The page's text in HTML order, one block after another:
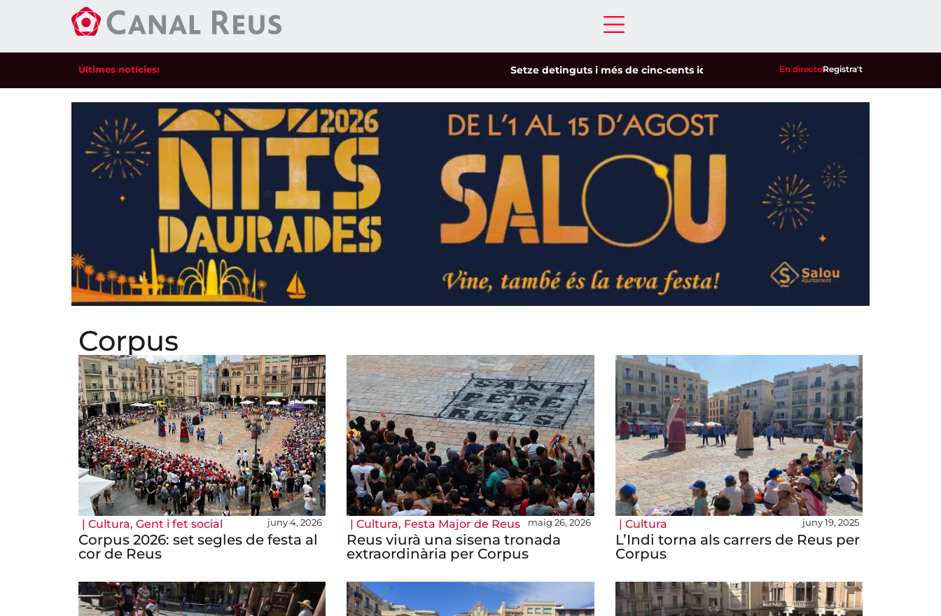
Últimes notícies: Setze detinguts i més de cinc-cents identificats en un dispositiu policial contra la
En directeRegistra't
Corpus
| Cultura, Gent i fet social juny 4, 2026
Corpus 2026: set segles de festa al
cor de Reus
| Cultura, Festa Major de Reus maig 26, 2026
Reus viurà una sisena tronada
extraordinària per Corpus
| Cultura juny 19, 2025
L’Indi torna als carrers de Reus per
Corpus